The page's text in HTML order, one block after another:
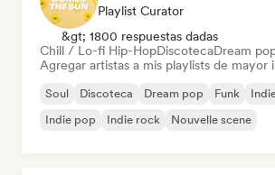
Playlist Curator
&gt; 1800 respuestas dadas
Chill / Lo-fi Hip-HopDiscotecaDream
Agregar artistas a mis playlists de mayor
Soul Discoteca Dream pop Funk
Indie pop
Indie rock Nouvelle scene